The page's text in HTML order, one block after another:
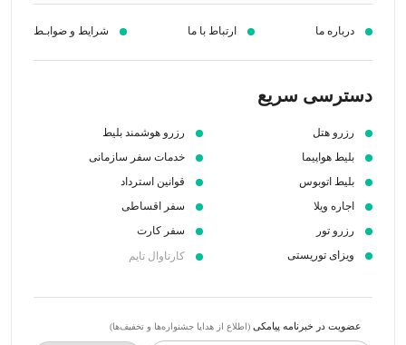
درباره ما ارتباط با ما شرایط و ضوابـط
دسترسی سریع
رزرو هتل
بلیط هواپیما
بلیط اتوبوس
اجاره ویلا
رزرو تور
ویزای توریستی
رزرو هوشمند بلیط
خدمات سفر سازمانی
قوانین استرداد
سفر اقساطی
سفر کارت
کارناوال تایم
عضویت در خبرنامه پیامکی (اطلاع از هدایا جشنواره‌ها و تخفیف‌ها)